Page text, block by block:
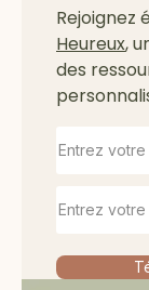
Rejoignez
Heureux,
des